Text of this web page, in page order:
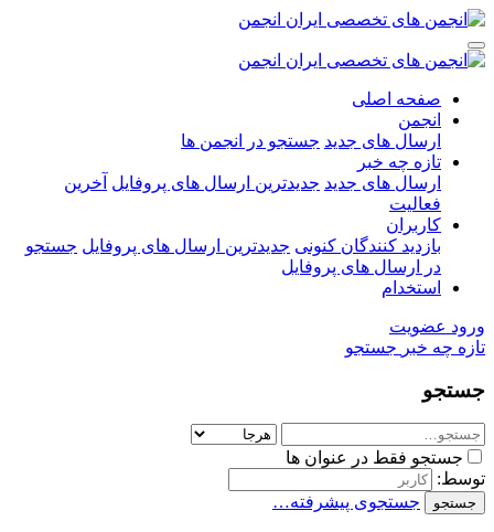
صفحه اصلی
انجمن
ارسال های جدید جستجو در انجمن ها
تازه چه خبر
ارسال های جدید جدیدترین ارسال های پروفایل آخرین
فعالیت
کاربران
بازدید کنندگان کنونی جدیدترین ارسال های پروفایل جستجو
در ارسال های پروفایل
استخدام
ورود عضویت
تازه چه خبر جستجو
جستجو
جستجو فقط در عنوان ها
توسط:
جستجو جستجوی پیشرفته…